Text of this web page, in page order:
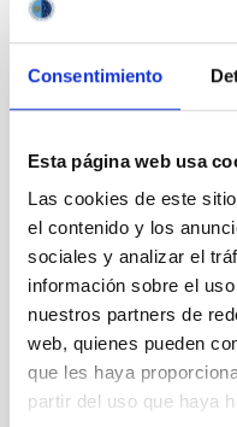
Consentimiento
Esta página web usa
Las cookies de este
el contenido y los
sociales y analizar el
información sobre el
nuestros partners de
web, quienes pueden
que les haya
partir del uso que haya
Observatory
Laureate
Claude
Cohen-
Tannoudji
visits the
IAC and
the Teide
Observatory